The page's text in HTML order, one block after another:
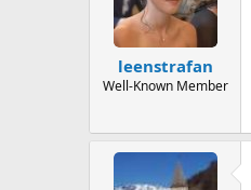
leenstrafan
Well-Known Member